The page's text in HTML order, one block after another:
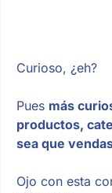
Curioso, ¿eh?
Pues más
productos,
sea que
Ojo con esta